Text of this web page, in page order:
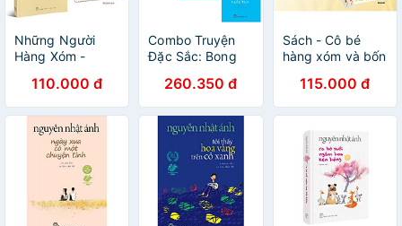
Những Người
Hàng Xóm -
Ánh110.000 đ
Combo Truyện
Đặc Sắc: Bong
Cảm Ơn Người
Lớn + Cho Tôi Xin
Một Vé Đi Tuổi
Thơ (Trọn bộ 3
cuốn sách của
Nguyễn Nhật
Ánh/ Tặng kèm
Bookmark Happy
Life)
260.350 đ
Sách - Cô bé
hàng xóm và bốn
Nguyễn Nhật
Ánh
115.000 đ